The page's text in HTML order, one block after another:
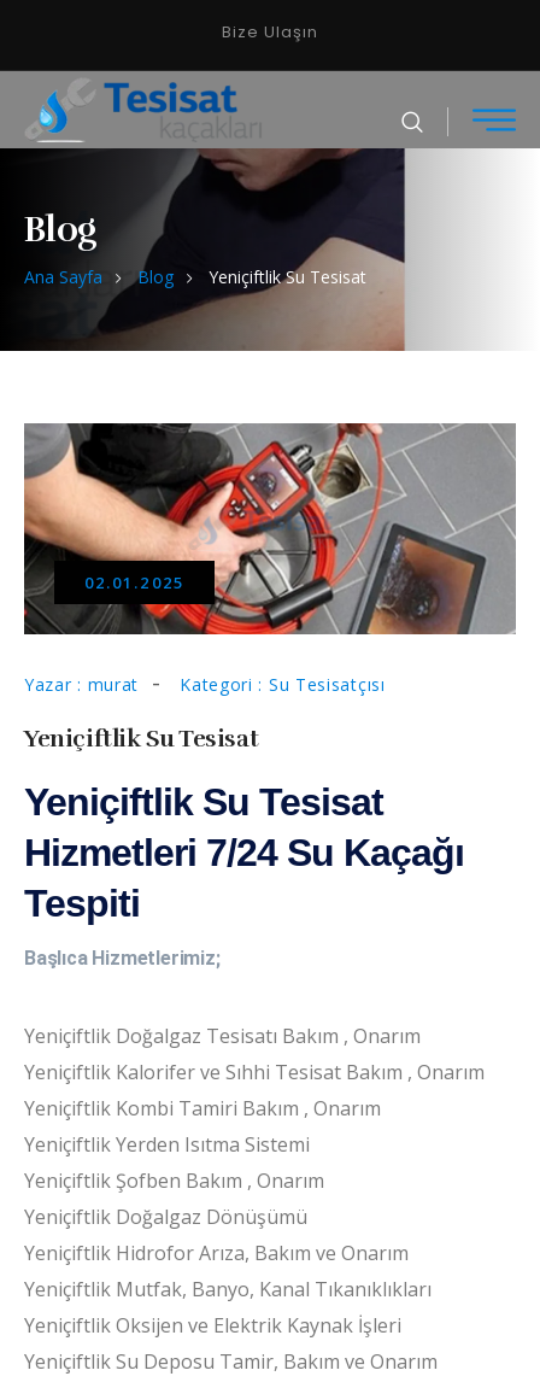
Bize Ulaşın
Blog
Ana Sayfa Blog Yeniçiftlik Su Tesisat
02.01.2025
Yazar : murat Kategori : Su Tesisatçısı
Yeniçiftlik Su Tesisat
Yeniçiftlik Su Tesisat
Hizmetleri 7/24 Su Kaçağı
Tespiti
Başlıca Hizmetlerimiz;
Yeniçiftlik Doğalgaz Tesisatı Bakım , Onarım
Yeniçiftlik Kalorifer ve Sıhhi Tesisat Bakım , Onarım
Yeniçiftlik Kombi Tamiri Bakım , Onarım
Yeniçiftlik Yerden Isıtma Sistemi
Yeniçiftlik Şofben Bakım , Onarım
Yeniçiftlik Doğalgaz Dönüşümü
Yeniçiftlik Hidrofor Arıza, Bakım ve Onarım
Yeniçiftlik Mutfak, Banyo, Kanal Tıkanıklıkları
Yeniçiftlik Oksijen ve Elektrik Kaynak İşleri
Yeniçiftlik Su Deposu Tamir, Bakım ve Onarım